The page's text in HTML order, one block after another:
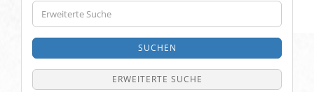
Erweiterte
Suche
SUCHEN
ERWEITERTE SUCHE